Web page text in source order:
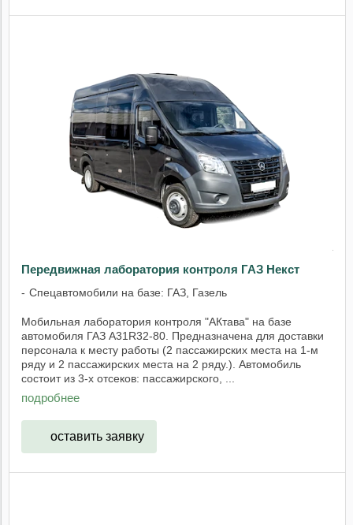
Передвижная лаборатория контроля ГАЗ Некст
Спецавтомобили на базе: ГАЗ, Газель
Мобильная лаборатория контроля "АКтава" на базе
автомобиля ГАЗ А31R32-80. Предназначена для доставки
персонала к месту работы (2 пассажирских места на 1-м
ряду и 2 пассажирских места на 2 ряду.). Автомобиль
состоит из 3-х отсеков: пассажирского, ...
подробнее
оставить заявку